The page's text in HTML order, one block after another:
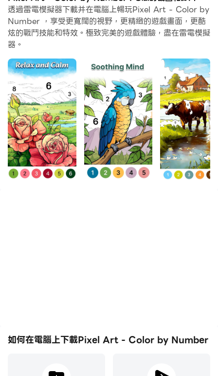
透過雷電模擬器下載并在電腦上暢玩Pixel Art - Color by
Number ，享受更寬闊的視野，更精緻的遊戲畫面，更酷
炫的戰鬥技能和特效。極致完美的遊戲體驗，盡在雷電模擬
器。
如何在電腦上下載Pixel Art - Color by Number